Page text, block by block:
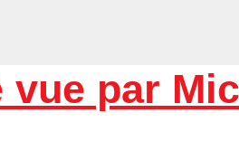
vue par